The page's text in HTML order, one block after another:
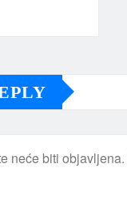
neće biti objavljena.